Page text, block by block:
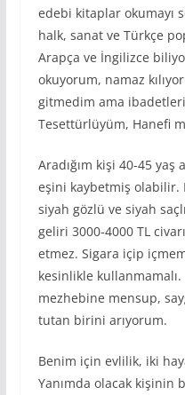
edebi kitaplar okumayı
halk, sanat ve Türkçe
Arapça ve İngilizce
okuyorum, namaz
gitmedim ama
Tesettürlüyüm, Hanefi
Aradığım kişi 40-45 yaş
eşini kaybetmiş olabilir.
siyah gözlü ve siyah
geliri 3000-4000 TL
etmez. Sigara içip
kesinlikle kullanmamalı.
mezhebine mensup,
tutan birini arıyorum.
Benim için evlilik, iki
Yanımda olacak kişinin